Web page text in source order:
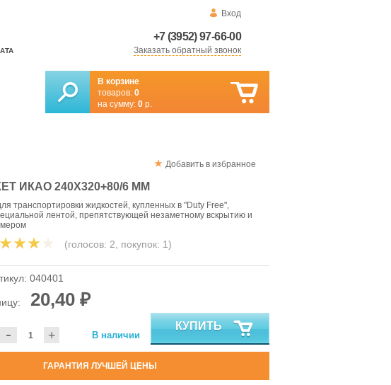
Вход
+7 (3952) 97-66-00
Заказать обратный звонок
В корзине
товаров: 0
на сумму: 0 р.
Добавить в избранное
ИКАО 240Х320+80/6 ММ
транспортировки жидкостей, купленных в "Duty Free",
лентой, препятствующей незаметному вскрытию и
(голосов: 2, покупок: 1)
040401
20,40 ₽
- + В наличии
КУПИТЬ
ГАРАНТИЯ ЛУЧШЕЙ ЦЕНЫ